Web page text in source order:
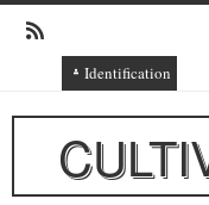
Identification
Connexion
Connexion via
Inscription